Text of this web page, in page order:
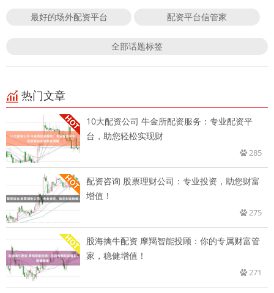
最好的场外配资平台 配资平台信管家
全部话题标签
热门文章
10大配资公司 牛金所配资服务：专业配资平
台，助您轻松实现财
285
配资咨询 股票理财公司：专业投资，助您财富
增值！
275
股海擒牛配资 摩羯智能投顾：你的专属财富管
家，稳健增值！
271